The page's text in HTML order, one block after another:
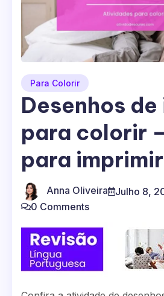
Para Colorir
Desenhos
para colorir
para imprimir
Anna Oliveira Julho 8,
0 Comments